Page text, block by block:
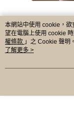
本網站中使用 cookie，
望在電腦上使用 cookie
權條款 」之 Cookie 聲明
用條款之 Cookie 聲明使
了解更多 >